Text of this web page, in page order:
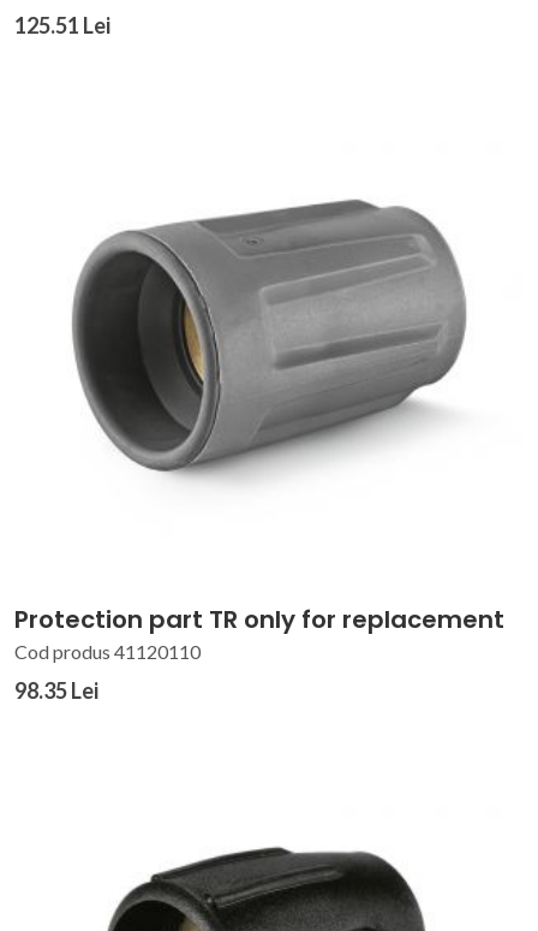
125.51 Lei
Protection part TR only for replacement
Cod produs 41120110
98.35 Lei